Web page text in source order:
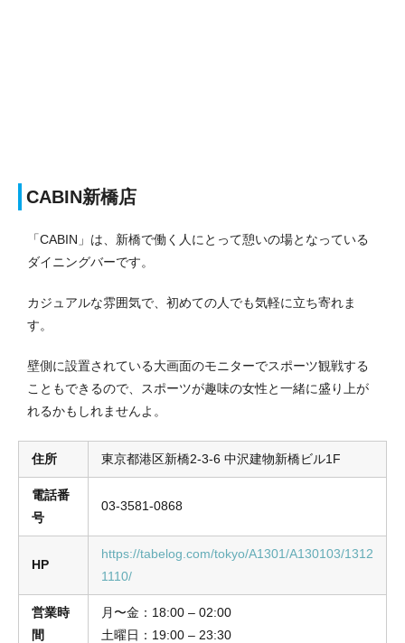
CABIN新橋店
「CABIN」は、新橋で働く人にとって憩いの場となっている
ダイニングバーです。
カジュアルな雰囲気で、初めての人でも気軽に立ち寄れま
す。
壁側に設置されている大画面のモニターでスポーツ観戦する
こともできるので、スポーツが趣味の女性と一緒に盛り上が
れるかもしれませんよ。
住所 東京都港区新橋2-3-6 中沢建物新橋ビル1F
電話番
号
03-3581-0868
HP
https://tabelog.com/tokyo/A1301/A130103/1312
1110/
営業時
間
月〜金：18:00 – 02:00
土曜日：19:00 – 23:30